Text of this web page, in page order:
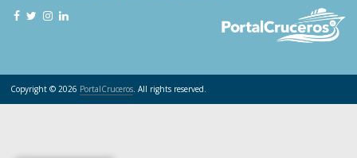
Copyright © 2026 PortalCruceros. All rights reserved.